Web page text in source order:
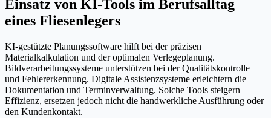
Einsatz von KI-Tools im Berufsalltag
eines Fliesenlegers
KI-gestützte Planungssoftware hilft bei der präzisen
Materialkalkulation und der optimalen Verlegeplanung.
Bildverarbeitungssysteme unterstützen bei der Qualitätskontrolle
und Fehlererkennung. Digitale Assistenzsysteme erleichtern die
Dokumentation und Terminverwaltung. Solche Tools steigern
Effizienz, ersetzen jedoch nicht die handwerkliche Ausführung oder
den Kundenkontakt.